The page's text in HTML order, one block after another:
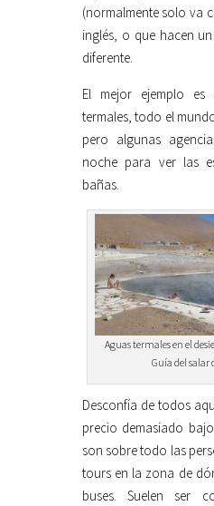
(normalmente solo va
inglés, o que hacen
diferente.
El mejor ejemplo
termales, todo el
pero algunas
noche para ver las
bañas.
Aguas termales en el
Guía del salar
Desconfía de todos
precio demasiado
son sobre todo las
tours en la zona de
buses. Suelen ser